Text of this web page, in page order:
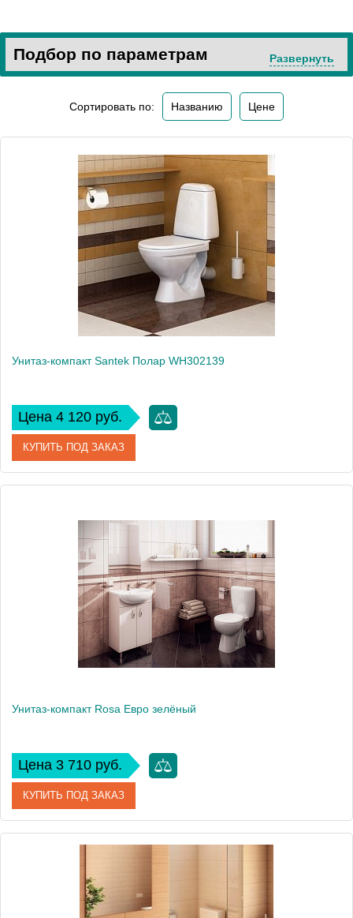
Подбор по параметрам Развернуть
Сортировать по: Названию Цене
Унитаз-компакт Santek Полар WH302139
Цена 4 120 руб.
КУПИТЬ ПОД ЗАКАЗ
Производитель
Унитаз-компакт Rosa Евро зелёный
Цена 3 710 руб.
КУПИТЬ ПОД ЗАКАЗ